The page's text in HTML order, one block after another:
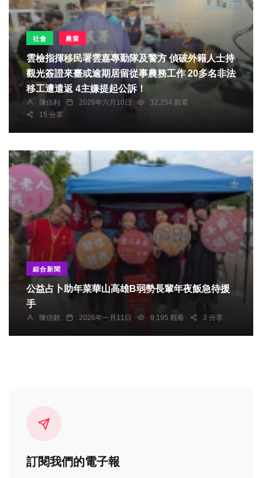
社會 農業
雲檢指揮移民署雲嘉專勤隊及警方 偵破外籍人士持
觀光簽證來臺或逾期居留從事農務工作 20多名非法
移工遭遣返 4主嫌提起公訴！
陳信利 2026年六月10日
12,254 觀看
15 分享
綜合新聞
公益占卜助年菜華山高雄B弱勢長輩年夜飯急待援
手
陳信銘 2026年一月11日 9,195 觀看 3 分享
訂閱我們的電子報